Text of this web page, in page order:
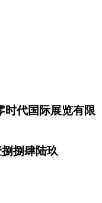
时代国际展览有限
捌捌肆陆玖